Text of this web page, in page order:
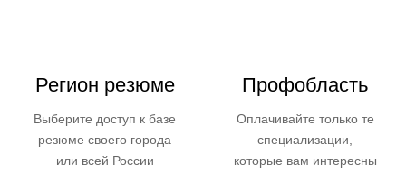
Регион резюме
Выберите доступ к базе
резюме своего города
или всей России
Профобласть
Оплачивайте только те
специализации,
которые вам интересны